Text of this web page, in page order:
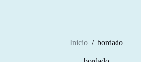
Inicio / bordado